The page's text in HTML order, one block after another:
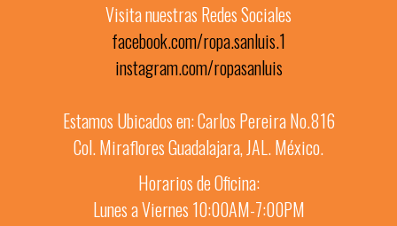
Visita nuestras Redes Sociales
facebook.com/ropa.sanluis.1
instagram.com/ropasanluis
Estamos Ubicados en: Carlos Pereira No.816
Col. Miraflores Guadalajara, JAL. México.
Horarios de Oficina:
Lunes a Viernes 10:00AM-7:00PM